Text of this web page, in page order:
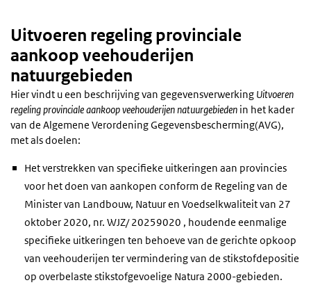
Uitvoeren regeling provinciale
aankoop veehouderijen
natuurgebieden
Hier vindt u een beschrijving van gegevensverwerking Uitvoeren
regeling provinciale aankoop veehouderijen natuurgebieden in het kader
van de Algemene Verordening Gegevensbescherming(AVG),
met als doelen:
Het verstrekken van specifieke uitkeringen aan provincies
voor het doen van aankopen conform de Regeling van de
Minister van Landbouw, Natuur en Voedselkwaliteit van 27
oktober 2020, nr. WJZ/ 20259020 , houdende eenmalige
specifieke uitkeringen ten behoeve van de gerichte opkoop
van veehouderijen ter vermindering van de stikstofdepositie
op overbelaste stikstofgevoelige Natura 2000-gebieden.